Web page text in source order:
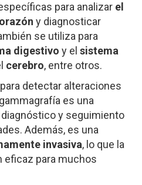
para analizar el
y diagnosticar
se utiliza para
digestivo y el sistema
cerebro, entre otros.
detectar alteraciones
es una
y seguimiento
Además, es una
invasiva, lo que la
eficaz para muchos